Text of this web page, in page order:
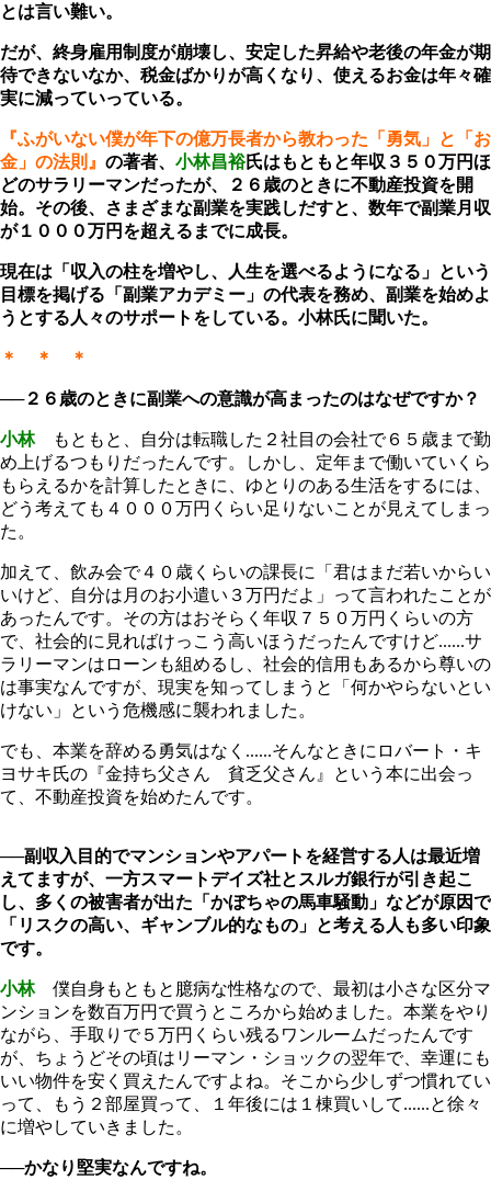
とは言い難い。
だが、終身雇用制度が崩壊し、安定した昇給や老後の年金が期
待できないなか、税金ばかりが高くなり、使えるお金は年々確
実に減っていっている。
『ふがいない僕が年下の億万長者から教わった「勇気」と「お
金」の法則』 の著者、 小林昌裕氏はもともと年収３５０万円ほ
どのサラリーマンだったが、２６歳のときに不動産投資を開
始。その後、さまざまな副業を実践しだすと、数年で副業月収
が１０００万円を超えるまでに成長。
現在は「収入の柱を増やし、人生を選べるようになる」という
目標を掲げる「副業アカデミー」の代表を務め、副業を始めよ
うとする人々のサポートをしている。小林氏に聞いた。
＊ ＊ ＊
──２６歳のときに副業への意識が高まったのはなぜですか？
小林もともと、自分は転職した２社目の会社で６５歳まで勤
め上げるつもりだったんです。しかし、定年まで働いていくら
もらえるかを計算したときに、ゆとりのある生活をするには、
どう考えても４０００万円くらい足りないことが見えてしまっ
た。
加えて、飲み会で４０歳くらいの課長に「君はまだ若いからい
いけど、自分は月のお小遣い３万円だよ」って言われたことが
あったんです。その方はおそらく年収７５０万円くらいの方
で、社会的に見ればけっこう高いほうだったんですけど......サ
ラリーマンはローンも組めるし、社会的信用もあるから尊いの
は事実なんですが、現実を知ってしまうと「何かやらないとい
けない」という危機感に襲われました。
でも、本業を辞める勇気はなく......そんなときにロバート・キ
ヨサキ氏の『金持ち父さん 貧乏父さん』という本に出会っ
て、不動産投資を始めたんです。
──副収入目的でマンションやアパートを経営する人は最近増
えてますが、一方スマートデイズ社とスルガ銀行が引き起こ
し、多くの被害者が出た「かぼちゃの馬車騒動」などが原因で
「リスクの高い、ギャンブル的なもの」と考える人も多い印象
です。
小林僕自身もともと臆病な性格なので、最初は小さな区分マ
ンションを数百万円で買うところから始めました。本業をやり
ながら、手取りで５万円くらい残るワンルームだったんです
が、ちょうどその頃はリーマン・ショックの翌年で、幸運にも
いい物件を安く買えたんですよね。そこから少しずつ慣れてい
って、もう２部屋買って、１年後には１棟買いして......と徐々
に増やしていきました。
──かなり堅実なんですね。